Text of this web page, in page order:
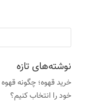
نوشته‌های تازه
خرید قهوه؛ چگونه
خود را انتخاب کنیم؟